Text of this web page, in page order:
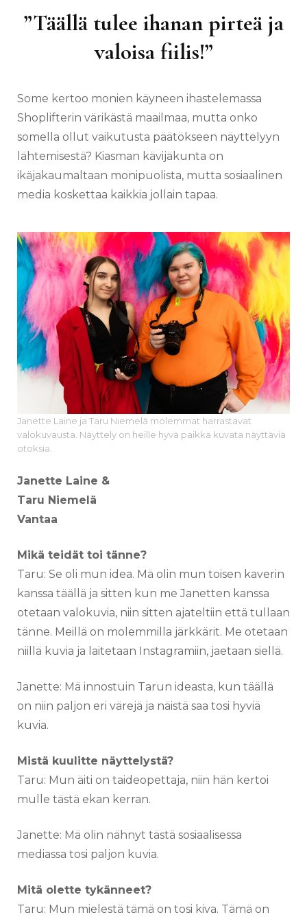
”Täällä tulee ihanan pirteä ja
valoisa fiilis!”
Some kertoo monien käyneen ihastelemassa
Shoplifterin värikästä maailmaa, mutta onko
somella ollut vaikutusta päätökseen näyttelyyn
lähtemisestä? Kiasman kävijäkunta on
ikäjakaumaltaan monipuolista, mutta sosiaalinen
media koskettaa kaikkia jollain tapaa.
Janette Laine ja Taru Niemelä molemmat harrastavat
valokuvausta. Näyttely on heille hyvä paikka kuvata näyttäviä
otoksia.
Janette Laine &
Taru Niemelä
Vantaa
Mikä teidät toi tänne?
Taru: Se oli mun idea. Mä olin mun toisen kaverin
kanssa täällä ja sitten kun me Janetten kanssa
otetaan valokuvia, niin sitten ajateltiin että tullaan
tänne. Meillä on molemmilla järkkärit. Me otetaan
niillä kuvia ja laitetaan Instagramiin, jaetaan siellä.
Janette: Mä innostuin Tarun ideasta, kun täällä
on niin paljon eri värejä ja näistä saa tosi hyviä
kuvia.
Mistä kuulitte näyttelystä?
Taru: Mun äiti on taideopettaja, niin hän kertoi
mulle tästä ekan kerran.
Janette: Mä olin nähnyt tästä sosiaalisessa
mediassa tosi paljon kuvia.
Mitä olette tykänneet?
Taru: Mun mielestä tämä on tosi kiva. Tämä on